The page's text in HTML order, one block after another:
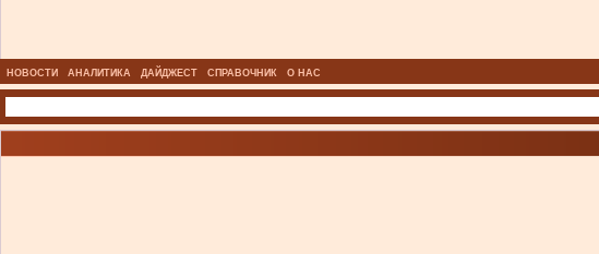
НОВОСТИ АНАЛИТИКА ДАЙДЖЕСТ СПРАВОЧНИК О НАС